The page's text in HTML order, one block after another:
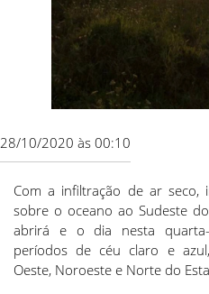
28/10/2020 às 00:10
Com a infiltração de ar seco,
sobre o oceano ao Sudeste
abrirá e o dia nesta
períodos de céu claro e
Oeste, Noroeste e Norte do